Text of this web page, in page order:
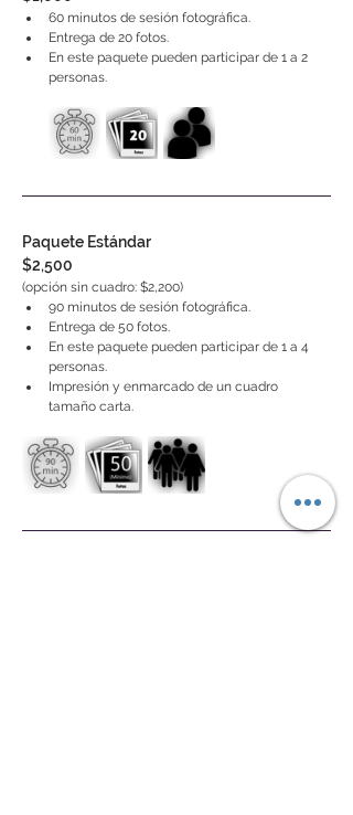
60 minutos de sesión fotográfica.
Entrega de 20 fotos.
En este paquete pueden participar de 1 a 2
personas.
Paquete Estándar
$2,500
(opción sin cuadro: $2,200)
90 minutos de sesión fotográfica.
Entrega de 50 fotos.
En este paquete pueden participar de 1 a 4
personas.
Impresión y enmarcado de un cuadro
tamaño carta.